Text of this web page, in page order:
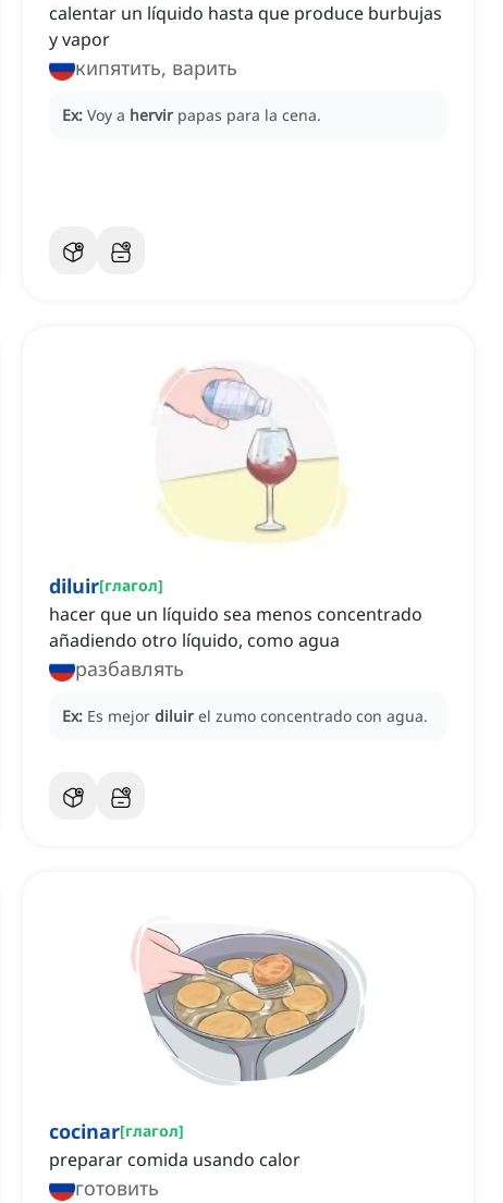
calentar un líquido hasta que produce burbujas
y vapor
кипятить, варить
Ex: Voy a hervir papas para la cena.
diluir[глагол]
hacer que un líquido sea menos concentrado
añadiendo otro líquido, como agua
разбавлять
Ex: Es mejor diluir el zumo concentrado con agua.
cocinar[глагол]
preparar comida usando calor
готовить